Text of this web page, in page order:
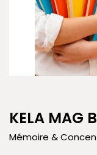
KELA MAG
Mémoire &